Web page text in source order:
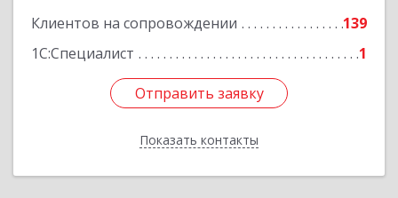
Клиентов на сопровождении
139
1С:Специалист
1
Отправить заявку
Показать контакты
Отправить заявку
Назад